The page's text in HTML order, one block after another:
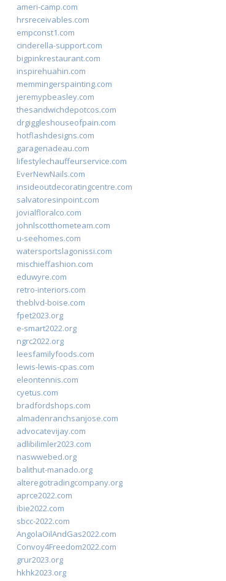
ameri-camp.com
hrsreceivables.com
empconst1.com
cinderella-support.com
bigpinkrestaurant.com
inspirehuahin.com
memmingerspainting.com
jeremypbeasley.com
thesandwichdepotcos.com
drgiggleshouseofpain.com
hotflashdesigns.com
garagenadeau.com
lifestylechauffeurservice.com
EverNewNails.com
insideoutdecoratingcentre.com
salvatoresinpoint.com
jovialfloralco.com
johnlscotthometeam.com
u-seehomes.com
watersportslagonissi.com
mischieffashion.com
eduwyre.com
retro-interiors.com
theblvd-boise.com
fpet2023.org
e-smart2022.org
ngrc2022.org
leesfamilyfoods.com
lewis-lewis-cpas.com
eleontennis.com
cyetus.com
bradfordshops.com
almadenranchsanjose.com
advocatevijay.com
adlibilimler2023.com
naswwebed.org
balithut-manado.org
alteregotradingcompany.org
aprce2022.com
ibie2022.com
sbcc-2022.com
AngolaOilAndGas2022.com
Convoy4Freedom2022.com
grur2023.org
hkhk2023.org